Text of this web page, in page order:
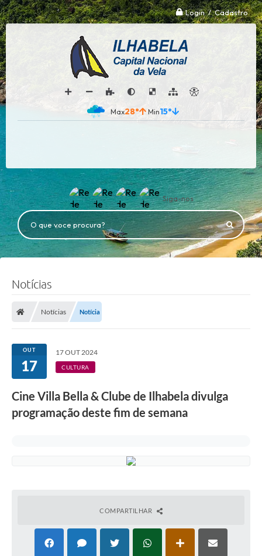
Login / Cadastro
28° 15°
Siga-nos
O que voce procura?
Notícias
Notícias Notícia
OUT
17
17 OUT 2024
CULTURA
Cine Villa Bella & Clube de Ilhabela divulga
programação deste fim de semana
COMPARTILHAR